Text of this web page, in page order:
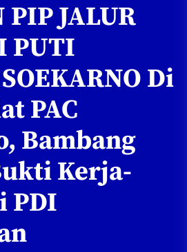
JALUR
PUTI
Di
PAC
Bambang
Kerja-
PDI